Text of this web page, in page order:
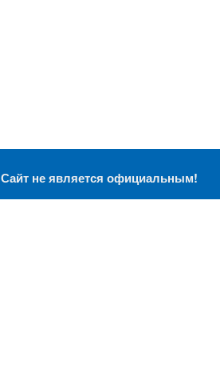
Сайт не является официальным!